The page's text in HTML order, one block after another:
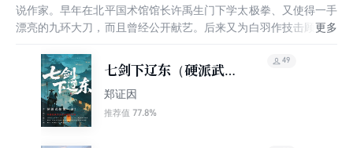
说作家。早年在北平国术馆馆长许禹生门下学太极拳、又使得一手
漂亮的九环大刀，而且曾经公开献艺。后来又为白羽作技击顾问，
说创作，共有武侠小说88部。郑证因是民国旧派武侠小说“北派五
大家”中“帮会技击派”的代表人物。
七剑下辽东（硬派武侠
第一书！中国武侠文学
学会推荐阅读）
郑证因
推荐值 77.8%
49